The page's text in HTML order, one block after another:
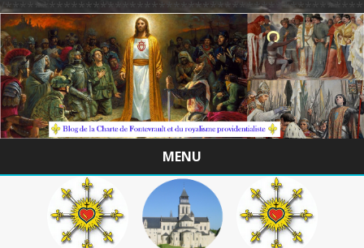
/
MENU
Skip
to
content